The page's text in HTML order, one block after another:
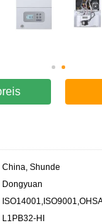
China, Shunde
Dongyuan
L1PB32-HI